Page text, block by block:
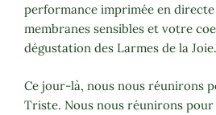
performance imprimée en
membranes sensibles et votre
dégustation des Larmes de la Joie.
Ce jour-là, nous nous réunirons
Triste. Nous nous réunirons pour